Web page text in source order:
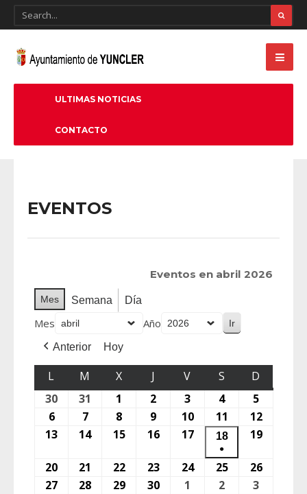
ULTIMAS NOTICIAS
CONTACTO
EVENTOS
Eventos en abril 2026
Mes Semana Día
Mes Año
Anterior Hoy
L M X J V S
D
30
31 1 2 3 4
5
6
7 8 9 10 11
12
13
14 15 16 17 18
●
19
20 21 22 23 24 25
26
27
28 29 30 1 2 3